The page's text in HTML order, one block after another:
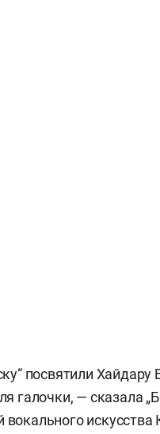
посвятили
галочки, — сказала
вокального